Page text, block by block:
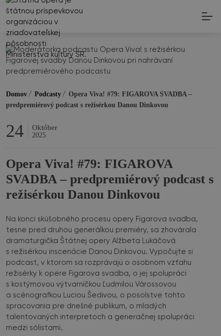
Domov / Podcasty / Opera Viva! #79: FIGAROVA SVADBA –
predpremiérový podcast s režisérkou Danou Dinkovou
24 Október
2025
Opera Viva! #79: FIGAROVA
SVADBA – predpremiérový podcast s
režisérkou Danou Dinkovou
Na konci skúšobného procesu opery Figarova svadba,
tesne pred druhou generálkou premiéry, sa zhovárala
dramaturgička Štátnej opery Alžbeta Lukáčová
s režisérkou inscenácie Danou Dinkovou. Vypočujte si
podcast, v ktorom sa rozprávajú o osobnom vzťahu
režisérky k opere Figarova svadba, o jej spolupráci
s kostýmovou výtvarníčkou Ľudmilou Várossovou
a scénografkou Luciou Šedivou, o posolstve tohto
spracovania pre dnešné publikum, o mladých
talentovaných interpretoch a generačnej spolupráci
medzi sólistami.